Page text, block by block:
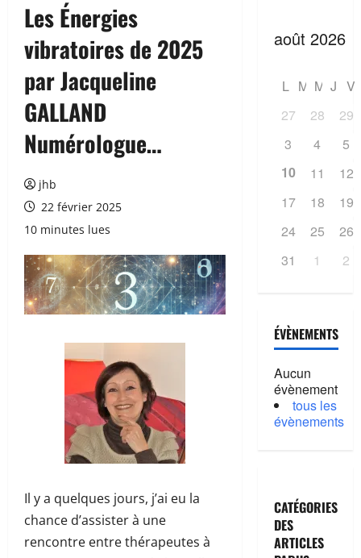
Les Énergies
vibratoires de 2025
par Jacqueline
GALLAND
Numérologue…
jhb
22 février 2025
10 minutes lues
Il y a quelques jours, j’ai eu la
chance d’assister à une
rencontre entre thérapeutes à
L M M J V
27
28
29
3
4
5
10
11
12
17
18
19
24
25
26
31
1 2
ÉVÈNEMENTS
Aucun
évènement
tous les
évènements
CATÉGORIES
DES
ARTICLES